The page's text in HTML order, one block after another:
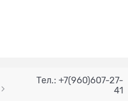
Тел.: +7(960)607-27-
41